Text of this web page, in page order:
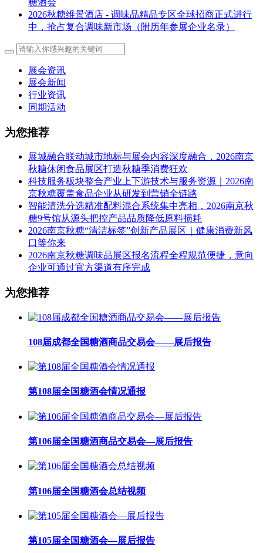
2026秋糖维景酒店 - 调味品精品专区全球招商正式进行
中，抢占复合调味新市场（附历年参展企业名录）
展会资讯
展会新闻
行业资讯
同期活动
为您推荐
展城融合联动城市地标与展会内容深度融合，2026南京
秋糖休闲食品展区打造秋糖季消费狂欢
科技服务板块整合产业上下游技术与服务资源｜2026南
京秋糖覆盖食品企业从研发到营销全链路
智能清洗分选精准配料混合系统集中亮相，2026南京秋
糖9号馆从源头把控产品品质降低原料损耗
2026南京秋糖“清洁标签”创新产品展区｜健康消费新风
口等你来
2026南京秋糖调味品展区报名流程全程规范便捷，意向
企业可通过官方渠道有序完成
为您推荐
108届成都全国糖酒商品交易会——展后报告
第108届全国糖酒会情况通报
第106届全国糖酒商品交易会—展后报告
第106届全国糖酒会总结视频
第105届全国糖酒会—展后报告